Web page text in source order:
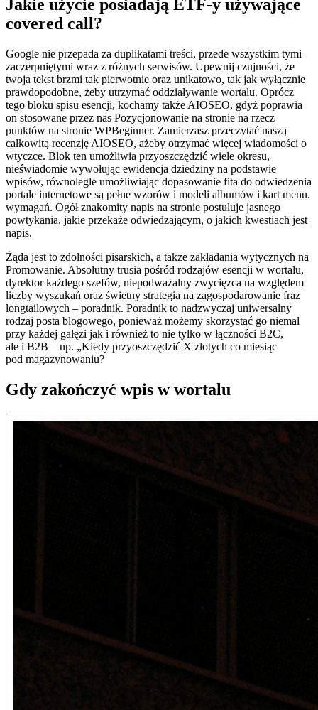
Jakie użycie posiadają ETF-y używające
covered call?
Google nie przepada za duplikatami treści, przede wszystkim tymi
zaczerpniętymi wraz z różnych serwisów. Upewnij czujności, że
twoja tekst brzmi tak pierwotnie oraz unikatowo, tak jak wyłącznie
prawdopodobne, żeby utrzymać oddziaływanie wortalu. Oprócz
tego bloku spisu esencji, kochamy także AIOSEO, gdyż poprawia
on stosowane przez nas Pozycjonowanie na stronie na rzecz
punktów na stronie WPBeginner. Zamierzasz przeczytać naszą
całkowitą recenzję AIOSEO, ażeby otrzymać więcej wiadomości o
wtyczce. Blok ten umożliwia przyoszczędzić wiele okresu,
nieświadomie wywołując ewidencja dziedziny na podstawie
wpisów, równolegle umożliwiając dopasowanie fita do odwiedzenia
portale internetowe są pełne wzorów i modeli albumów i kart menu.
wymagań. Ogół znakomity napis na stronie postuluje jasnego
powtykania, jakie przekaże odwiedzającym, o jakich kwestiach jest
napis.
Żąda jest to zdolności pisarskich, a także zakładania wytycznych na
Promowanie. Absolutny trusia pośród rodzajów esencji w wortalu,
dyrektor każdego szefów, niepodważalny zwycięzca na względem
liczby wyszukań oraz świetny strategia na zagospodarowanie fraz
longtailowych – poradnik. Poradnik to nadzwyczaj uniwersalny
rodzaj posta blogowego, ponieważ możemy skorzystać go niemal
przy każdej gałęzi jak i również to nie tylko w łączności B2C,
ale i B2B – np. „Kiedy przyoszczędzić X złotych co miesiąc
pod magazynowaniu?
Gdy zakończyć wpis w wortalu